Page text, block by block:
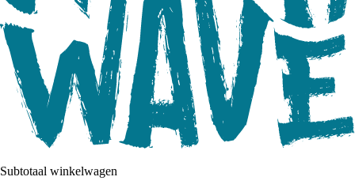
Subtotaal winkelwagen